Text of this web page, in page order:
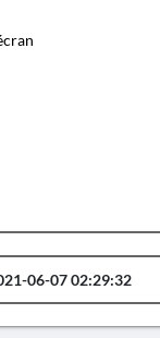
06-07 02:29:32